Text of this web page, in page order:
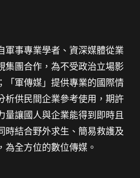
軍事專業學者、資深媒體從業
集團合作，為不受政治立場影
「軍傳媒」提供專業的國際情
析供民間企業參考使用，期許
量讓國人與企業能得到即時且
時結合野外求生、簡易救護及
全方位的數位傳媒。